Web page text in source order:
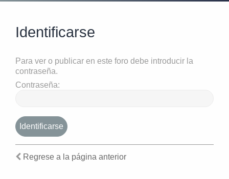
Identificarse
Para ver o publicar en este foro debe introducir la
contraseña.
Contraseña:
Regrese a la página anterior